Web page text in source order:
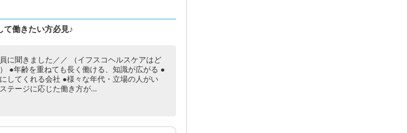
働きたい方必見♪
に聞きました／／ （イフスコヘルスケアはど
●年齢を重ねても長く働ける、知識が広がる ●
してくれる会社 ●様々な年代・立場の人がい
テージに応じた働き方が...